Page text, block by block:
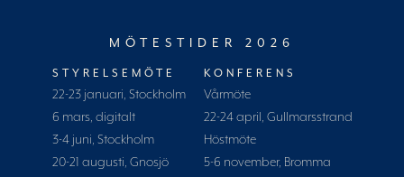
MÖTESTIDER 2026
STYRELSEMÖTE
22-23 januari, Stockholm
6 mars, digitalt
3-4 juni, Stockholm
20-21 augusti, Gnosjö
KONFERENS
Vårmöte
22-24 april, Gullmarsstrand
Höstmöte
5-6 november, Bromma